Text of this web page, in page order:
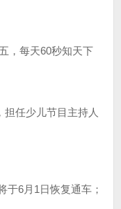
，每天60秒知天下
担任少儿节目主持人
于6月1日恢复通车；